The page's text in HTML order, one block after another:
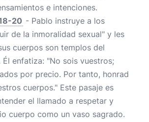
e intenciones.
20 - Pablo instruye a los
de la inmoralidad sexual" y les
cuerpos son templos del
Él enfatiza: "No sois vuestros;
por precio. Por tanto, honrad
cuerpos." Este pasaje es
el llamado a respetar y
cuerpo como un vaso sagrado.